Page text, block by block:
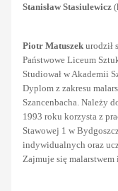
Stanisław Stasiulewicz
Piotr Matuszek urodził
Państwowe Liceum
Studiował w Akademii
Dyplom z zakresu
Szancenbacha. Należy
1993 roku korzysta z
Stawowej 1 w
indywidualnych oraz
Zajmuje się malarstwem